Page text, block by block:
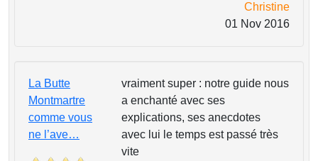
Christine
01 Nov 2016
La Butte
Montmartre
comme vous
ne l’ave…
vraiment super : notre guide nous
a enchanté avec ses
explications, ses anecdotes
avec lui le temps est passé très
vite